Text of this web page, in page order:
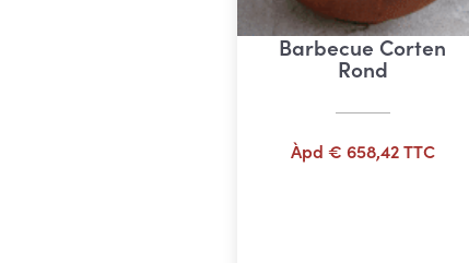
Barbecue Corten
Rond
Àpd € 658,42TTC